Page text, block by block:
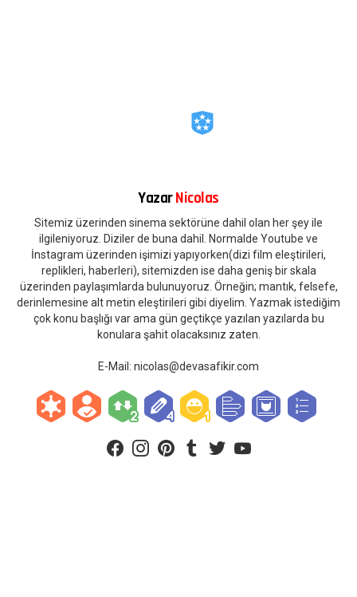
YazarNicolas
Sitemiz üzerinden sinema sektörüne dahil olan her şey ile
ilgileniyoruz. Diziler de buna dahil. Normalde Youtube ve
İnstagram üzerinden işimizi yapıyorken(dizi film eleştirileri,
replikleri, haberleri), sitemizden ise daha geniş bir skala
üzerinden paylaşımlarda bulunuyoruz. Örneğin; mantık, felsefe,
derinlemesine alt metin eleştirileri gibi diyelim. Yazmak istediğim
çok konu başlığı var ama gün geçtikçe yazılan yazılarda bu
konulara şahit olacaksınız zaten.
E-Mail: nicolas@devasafikir.com
facebookinstagrampinterest